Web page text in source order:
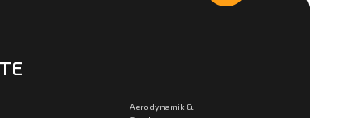
Aerodynamik &